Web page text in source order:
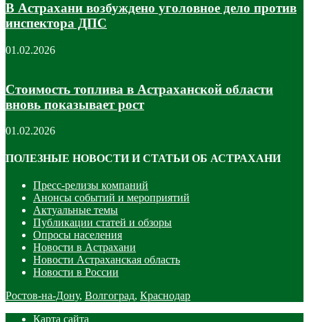
В Астрахани возбуждено уголовное дело против
инспектора ДПС
01.02.2026
Стоимость топлива в Астраханской области
вновь показывает рост
01.02.2026
ПОЛЕЗНЫЕ НОВОСТИ И СТАТЬИ ОБ АСТРАХАНИ
Пресс-релизы компаний
Анонсы событий и мероприятий
Актуальные темы
Публикации статей и обзоры
Опросы населения
Новости в Астрахани
Новости Астраханская область
Новости в России
Ростов-на-Дону, Волгоград, Краснодар
Карта сайта